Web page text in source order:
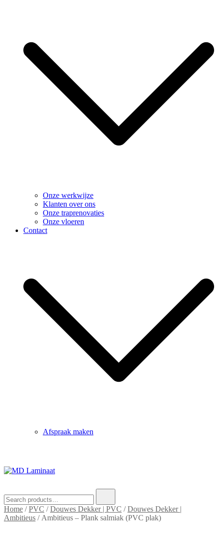
Onze werkwijze
Klanten over ons
Onze traprenovaties
Onze vloeren
Contact
Afspraak maken
for:
Home /PVC /Douwes Dekker | PVC /Douwes Dekker |
Ambitieus / Ambitieus – Plank salmiak (PVC plak)